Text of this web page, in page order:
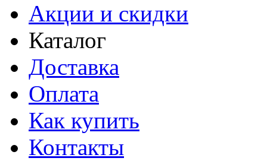
Акции и скидки
Каталог
Доставка
Оплата
Как купить
Контакты